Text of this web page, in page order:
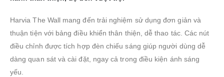
Harvia The Wall mang đến trải nghiệm sử dụng đơn giản và
thuận tiện với bảng điều khiển thân thiện, dễ thao tác. Các nút
điều chỉnh được tích hợp đèn chiếu sáng giúp người dùng dễ
dàng quan sát và cài đặt, ngay cả trong điều kiện ánh sáng
yếu.